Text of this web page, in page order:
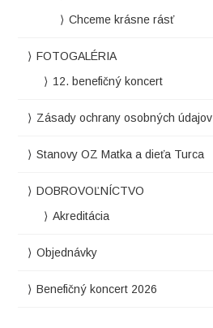
Chceme krásne rásť
FOTOGALÉRIA
12. benefičný koncert
Zásady ochrany osobných údajov
Stanovy OZ Matka a dieťa Turca
DOBROVOĽNÍCTVO
Akreditácia
Objednávky
Benefičný koncert 2026